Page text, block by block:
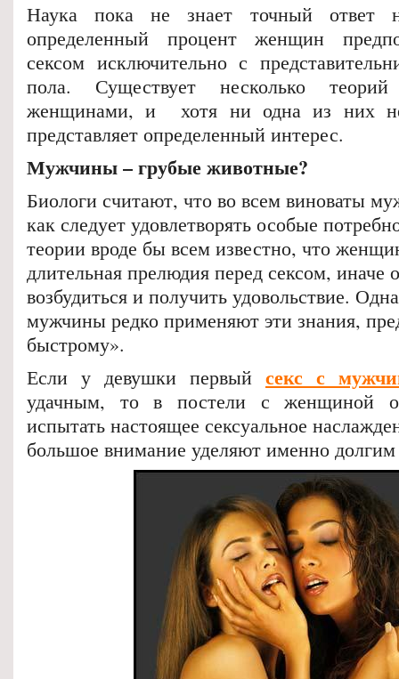
Наука пока не знает точный ответ
определенный процент женщин
сексом исключительно с
пола. Существует несколько
женщинами, и хотя ни одна из них не
представляет определенный интерес.
Мужчины – грубые животные?
Биологи считают, что во всем виноваты
как следует удовлетворять особые
теории вроде бы всем известно, что
длительная прелюдия перед сексом, иначе
возбудиться и получить удовольствие.
мужчины редко применяют эти знания,
быстрому».
Если у девушки первый секс с
удачным, то в постели с женщиной
испытать настоящее сексуальное
большое внимание уделяют именно